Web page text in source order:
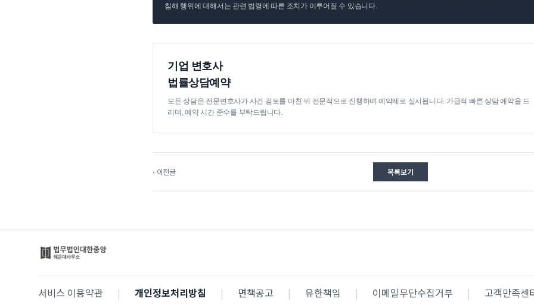
침해 행위에 대해서는 관련 법령에 따른 조치가 이루어질 수 있습니다.
기업 변호사
법률상담예약
모든 상담은 전문변호사가 사건 검토를 마친 뒤 전문적으로 진행하며 예약제로 실시됩니다. 가급적 빠른 상담 예약을 드
리며, 예약 시간 준수를 부탁드립니다.
‹ 이전글 목록보기
서비스 이용약관 | 개인정보처리방침 | 면책공고 | 유한책임 | 이메일무단수집거부 | 고객만족센